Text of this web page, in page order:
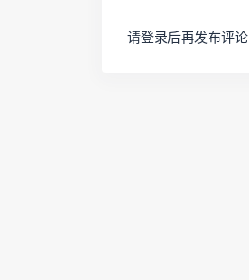
请登录后再发布评论